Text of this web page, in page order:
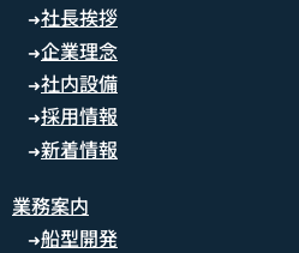
➜社長挨拶
➜企業理念
➜社内設備
➜採用情報
➜新着情報
業務案内
➜船型開発